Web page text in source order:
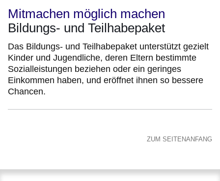
Mitmachen möglich machen
Bildungs- und Teilhabepaket
Das Bildungs- und Teilhabepaket unterstützt gezielt
Kinder und Jugendliche, deren Eltern bestimmte
Sozialleistungen beziehen oder ein geringes
Einkommen haben, und eröffnet ihnen so bessere
Chancen.
ZUM SEITENANFANG